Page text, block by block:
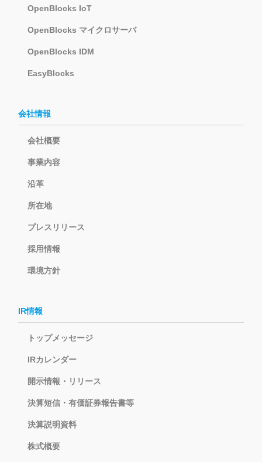
OpenBlocks IoT
OpenBlocks マイクロサーバ
OpenBlocks IDM
EasyBlocks
会社情報
会社概要
事業内容
沿革
所在地
プレスリリース
採用情報
環境方針
IR情報
トップメッセージ
IRカレンダー
開示情報・リリース
決算短信・有価証券報告書等
決算説明資料
株式概要